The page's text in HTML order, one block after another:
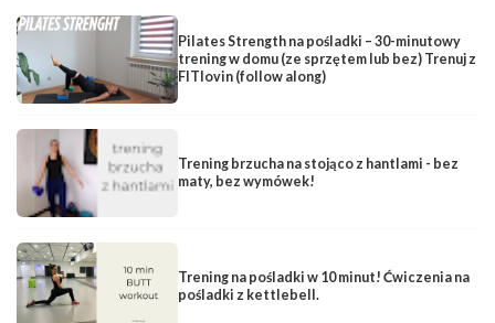
Pilates Strength na pośladki – 30-minutowy
trening w domu (ze sprzętem lub bez) Trenuj z
FITlovin (follow along)
Trening brzucha na stojąco z hantlami - bez
maty, bez wymówek!
Trening na pośladki w 10 minut! Ćwiczenia na
pośladki z kettlebell.